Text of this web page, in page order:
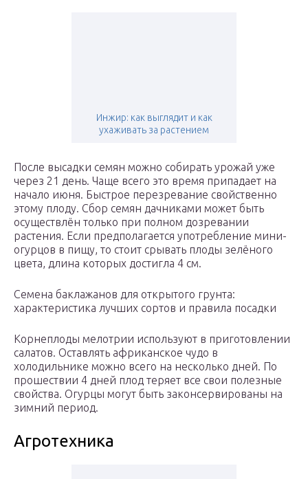
Инжир: как выглядит и как
ухаживать за растением
После высадки семян можно собирать урожай уже
через 21 день. Чаще всего это время припадает на
начало июня. Быстрое перезревание свойственно
этому плоду. Сбор семян дачниками может быть
осуществлён только при полном дозревании
растения. Если предполагается употребление мини-
огурцов в пищу, то стоит срывать плоды зелёного
цвета, длина которых достигла 4 см.
Семена баклажанов для открытого грунта:
характеристика лучших сортов и правила посадки
Корнеплоды мелотрии используют в приготовлении
салатов. Оставлять африканское чудо в
холодильнике можно всего на несколько дней. По
прошествии 4 дней плод теряет все свои полезные
свойства. Огурцы могут быть законсервированы на
зимний период.
Агротехника